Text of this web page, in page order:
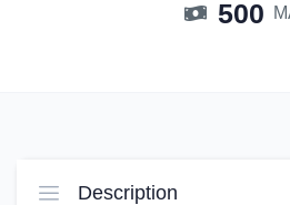
500
Description